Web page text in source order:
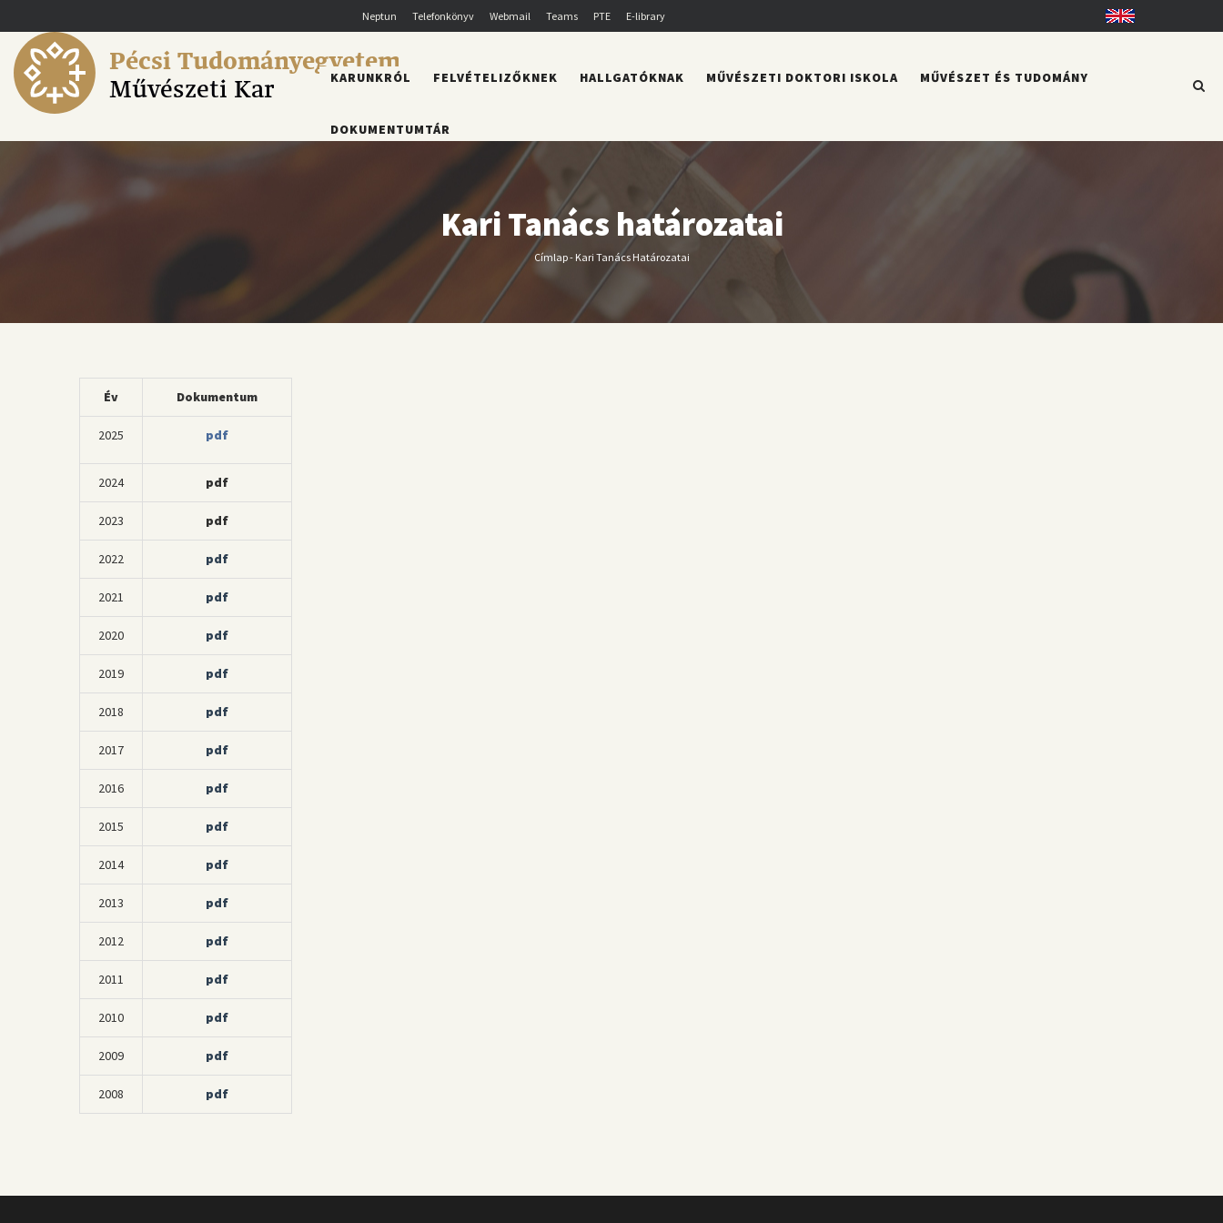
a
tartalomra
Neptun Telefonkönyv Webmail Teams PTE E-library English
Pécsi Tudományegyetem
Művészeti Kar
FŐMENÜ
KARUNKRÓL FELVÉTELIZŐKNEK HALLGATÓKNAK MŰVÉSZETI DOKTORI ISKOLA MŰVÉSZET ÉS TUDOMÁNY
DOKUMENTUMTÁR
Kari Tanács határozatai
Morzsa
Címlap- Kari Tanács Határozatai
Év Dokumentum
2025 pdf
2024 pdf
2023 pdf
2022 pdf
2021 pdf
2020 pdf
2019 pdf
2018 pdf
2017 pdf
2016 pdf
2015 pdf
2014 pdf
2013 pdf
2012 pdf
2011 pdf
2010 pdf
2009 pdf
2008 pdf